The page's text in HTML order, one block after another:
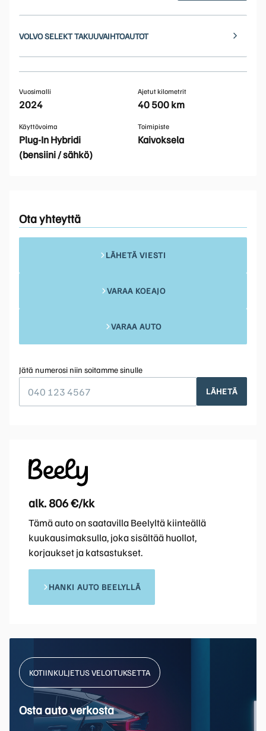
VOLVO SELEKT TAKUUVAIHTOAUTOT
Vuosimalli
2024
Ajetut kilometrit
40 500 km
Käyttövoima
Plug-In Hybridi
(bensiini / sähkö)
Toimipiste
Kaivoksela
Ota yhteyttä
LÄHETÄ VIESTI
VARAA KOEAJO
VARAA AUTO
Jätä numerosi niin soitamme sinulle
LÄHETÄ
alk. 806 €/kk
Tämä auto on saatavilla Beelyltä kiinteällä
kuukausimaksulla, joka sisältää huollot,
korjaukset ja katsastukset.
HANKI AUTO BEELYLLÄ
KOTIINKULJETUS VELOITUKSETTA
Osta auto verkosta